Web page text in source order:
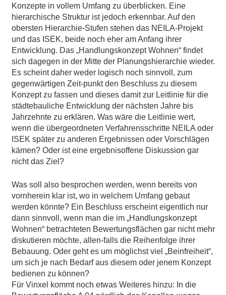
Konzepte in vollem Umfang zu überblicken. Eine
hierarchische Struktur ist jedoch erkennbar. Auf den
obersten Hierarchie-Stufen stehen das NEILA-Projekt
und das ISEK, beide noch eher am Anfang ihrer
Entwicklung. Das „Handlungskonzept Wohnen“ findet
sich dagegen in der Mitte der Planungshierarchie wieder.
Es scheint daher weder logisch noch sinnvoll, zum
gegenwärtigen Zeit-punkt den Beschluss zu diesem
Konzept zu fassen und dieses damit zur Leitlinie für die
städtebauliche Entwicklung der nächsten Jahre bis
Jahrzehnte zu erklären. Was wäre die Leitlinie wert,
wenn die übergeordneten Verfahrensschritte NEILA oder
ISEK später zu anderen Ergebnissen oder Vorschlägen
kämen? Oder ist eine ergebnisoffene Diskussion gar
nicht das Ziel?
Was soll also besprochen werden, wenn bereits von
vornherein klar ist, wo in welchem Umfang gebaut
werden könnte? Ein Beschluss erscheint eigentlich nur
dann sinnvoll, wenn man die im „Handlungskonzept
Wohnen“ betrachteten Bewertungsflächen gar nicht mehr
diskutieren möchte, allen-falls die Reihenfolge ihrer
Bebauung. Oder geht es um möglichst viel „Beinfreiheit“,
um sich je nach Bedarf aus diesem oder jenem Konzept
bedienen zu können?
Für Vinxel kommt noch etwas Weiteres hinzu: In die